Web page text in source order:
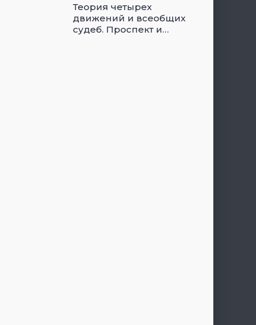
Теория четырех
движений и всеобщих
судеб. Проспект и